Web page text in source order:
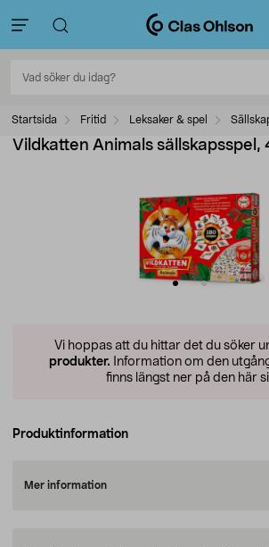
Startsida Fritid Leksaker & spel
Vildkatten Animals sällskapsspel,
Vi hoppas att du hittar det du söker
produkter. Information om den
finns längst ner på den här
Produktinformation
Mer information